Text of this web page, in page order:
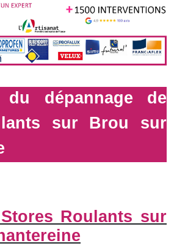
du dépannage de
sur Brou sur
Roulants sur